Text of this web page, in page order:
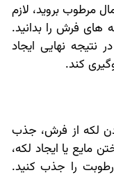
مرطوب بروید، لازم
های فرش را بدانید.
نتیجه نهایی ایجاد
کند.
لکه از فرش، جذب
یا ایجاد لکه،
رطوبت را جذب کنید.